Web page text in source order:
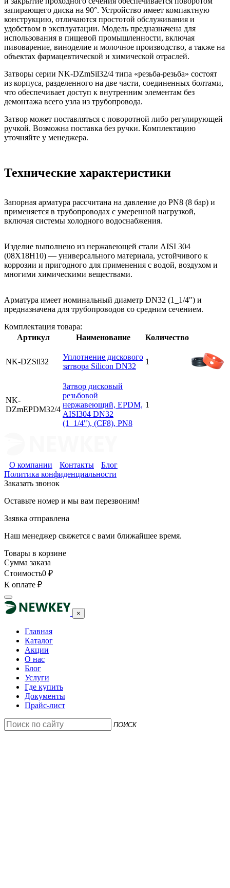
запирающего диска на 90°. Устройство имеет компактную
конструкцию, отличаются простотой обслуживания и
удобством в эксплуатации. Модель предназначена для
использования в пищевой промышленности, включая
пивоварение, виноделие и молочное производство, а также на
объектах фармацевтической и химической отраслей.
Затворы серии NK-DZmSil32/4 типа «резьба-резьба» состоят
из корпуса, разделенного на две части, соединенных болтами,
что обеспечивает доступ к внутренним элементам без
демонтажа всего узла из трубопровода.
Затвор может поставляться с поворотной либо регулирующей
ручкой. Возможна поставка без ручки. Комплектацию
уточняйте у менеджера.
Технические характеристики
Запорная арматура рассчитана на давление до PN8 (8 бар) и
применяется в трубопроводах с умеренной нагрузкой,
включая системы холодного водоснабжения.
Изделие выполнено из нержавеющей стали AISI 304
(08Х18Н10) — универсального материала, устойчивого к
коррозии и пригодного для применения с водой, воздухом и
многими химическими веществами.
Арматура имеет номинальный диаметр DN32 (1_1/4") и
предназначена для трубопроводов со средним сечением.
Комплектация товара:
Артикул
Наименование Количество
NK-DZSil32
Уплотнение дискового
затвора Silicon DN32
1
NK-
DZmEPDM32/4
Затвор дисковый
резьбовой
нержавеющий, EPDM,
AISI304 DN32
(1_1/4"), (CF8), PN8
1
О компании Контакты
Блог
Политика конфиденциальности
Заказать звонок
Оставьте номер и мы вам перезвоним!
Заявка отправлена
Наш менеджер свяжется с вами ближайшее время.
Товары в корзине
Сумма заказа
Стоимость0 ₽
К оплате ₽
×
Главная
Каталог
Акции
О нас
Блог
Услуги
Где купить
Документы
Прайс-лист
ПОИСК